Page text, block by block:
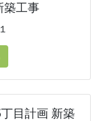
築工事
目計画 新築